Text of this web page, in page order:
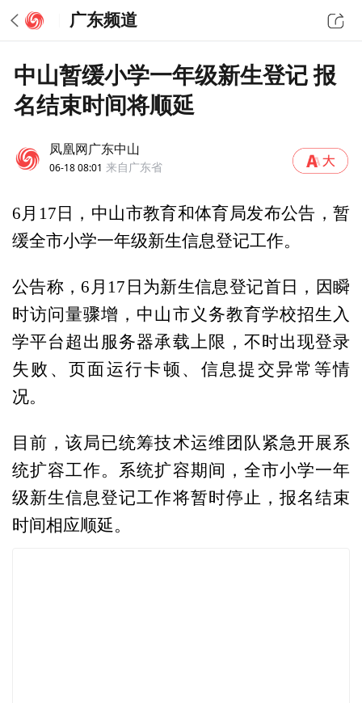
广东频道
中山暂缓小学一年级新生登记 报
名结束时间将顺延
凤凰网广东中山
06-18 08:01 来自广东省
6月17日，中山市教育和体育局发布公告，暂
缓全市小学一年级新生信息登记工作。
公告称，6月17日为新生信息登记首日，因瞬
时访问量骤增，中山市义务教育学校招生入
学平台超出服务器承载上限，不时出现登录
失败、页面运行卡顿、信息提交异常等情
况。
目前，该局已统筹技术运维团队紧急开展系
统扩容工作。系统扩容期间，全市小学一年
级新生信息登记工作将暂时停止，报名结束
时间相应顺延。